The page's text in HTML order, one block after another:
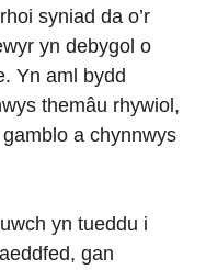
syniad da o’r
yn debygol o
Yn aml bydd
themâu rhywiol,
a chynnwys
yn tueddu i
gan